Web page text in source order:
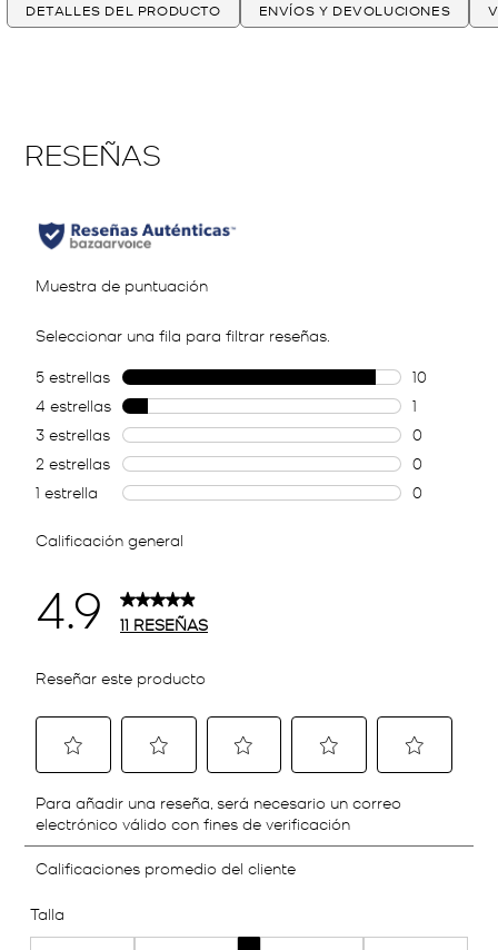
DETALLES DEL PRODUCTO ENVÍOS Y DEVOLUCIONES